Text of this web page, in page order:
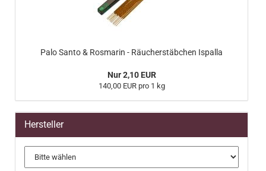
Palo Santo & Rosmarin - Räucherstäbchen Ispalla
Nur 2,10 EUR
140,00 EUR pro 1 kg
Hersteller